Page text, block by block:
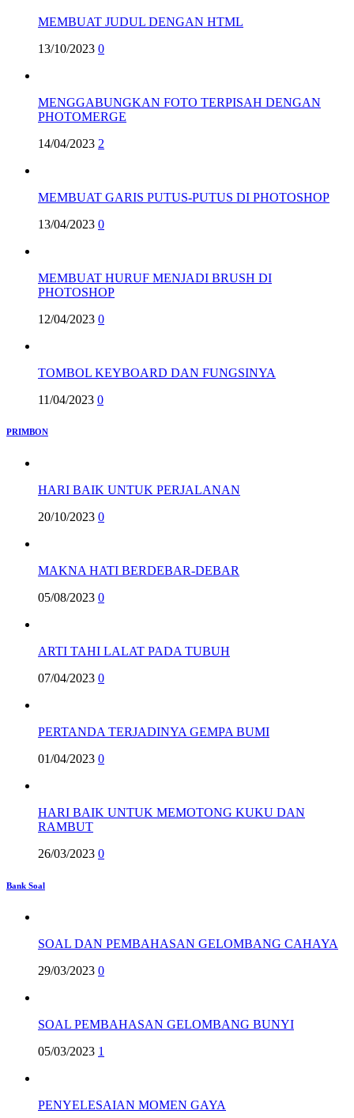
MEMBUAT JUDUL DENGAN HTML
13/10/2023 0
MENGGABUNGKAN FOTO TERPISAH DENGAN
PHOTOMERGE
14/04/2023 2
MEMBUAT GARIS PUTUS-PUTUS DI PHOTOSHOP
13/04/2023 0
MEMBUAT HURUF MENJADI BRUSH DI
PHOTOSHOP
12/04/2023 0
TOMBOL KEYBOARD DAN FUNGSINYA
11/04/2023 0
PRIMBON
HARI BAIK UNTUK PERJALANAN
20/10/2023 0
MAKNA HATI BERDEBAR-DEBAR
05/08/2023 0
ARTI TAHI LALAT PADA TUBUH
07/04/2023 0
PERTANDA TERJADINYA GEMPA BUMI
01/04/2023 0
HARI BAIK UNTUK MEMOTONG KUKU DAN
RAMBUT
26/03/2023 0
Bank Soal
SOAL DAN PEMBAHASAN GELOMBANG CAHAYA
29/03/2023 0
SOAL PEMBAHASAN GELOMBANG BUNYI
05/03/2023 1
PENYELESAIAN MOMEN GAYA